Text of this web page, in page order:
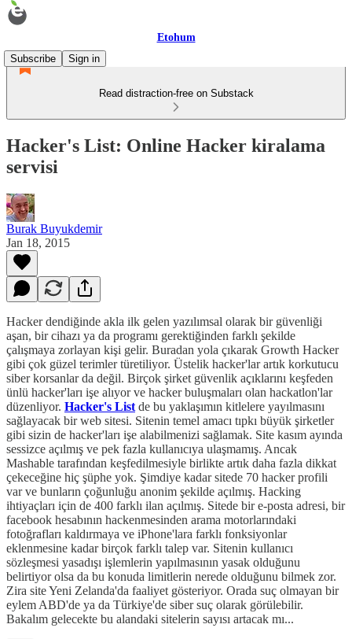
Etohum
Subscribe
Sign in
Read distraction-free on Substack
Hacker's List: Online Hacker kiralama
servisi
Burak Buyukdemir
Jan 18, 2015
Hacker dendiğinde akla ilk gelen yazılımsal olarak bir güvenliği
aşan, bir cihazı ya da programı gerektiğinden farklı şekilde
çalışmaya zorlayan kişi gelir. Buradan yola çıkarak Growth Hacker
gibi çok güzel terimler türetiliyor. Üstelik hacker'lar artık korkutucu
siber korsanlar da değil. Birçok şirket güvenlik açıklarını keşfeden
ünlü hacker'ları işe alıyor ve hacker buluşmaları olan hackatlon'lar
düzenliyor. Hacker's List de bu yaklaşımın kitlelere yayılmasını
sağlayacak bir web sitesi. Sitenin temel amacı tıpkı büyük şirketler
gibi sizin de hacker'ları işe alabilmenizi sağlamak. Site kasım ayında
sessizce açılmış ve pek fazla kullanıcıya ulaşmamış. Ancak
Mashable tarafından keşfedilmesiyle birlikte artık daha fazla dikkat
çekeceğine hiç şüphe yok. Şimdiye kadar sitede 70 hacker profili
var ve bunların çoğunluğu anonim şekilde açılmış. Hacking
ihtiyaçları için de 400 farklı ilan açılmış. Sitede bir e-posta adresi, bir
facebook hesabının hackenmesinden arama motorlarındaki
fotoğrafları kaldırmaya ve iPhone'lara farklı fonksiyonlar
eklenmesine kadar birçok farklı talep var. Sitenin kullanıcı
sözleşmesi yasadışı işlemlerin yapılmasının yasak olduğunu
belirtiyor olsa da bu konuda limitlerin nerede olduğunu bilmek zor.
Zira site Yeni Zelanda'da faaliyet gösteriyor. Orada suç olmayan bir
eylem ABD'de ya da Türkiye'de siber suç olarak görülebilir.
Bakalım gelecekte bu alandaki sitelerin sayısı artacak mı...